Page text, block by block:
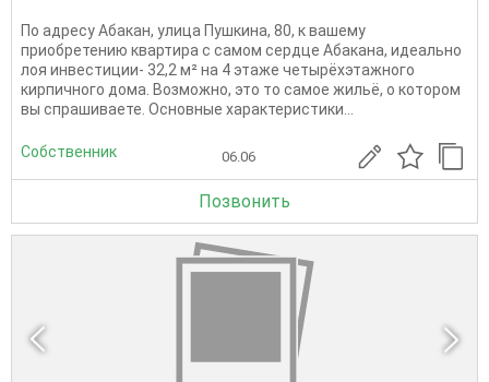
По адресу Абакан, улица Пушкина, 80, к вашему
приобретению квартира с самом сердце Абакана, идеально
лоя инвестиции- 32,2 м² на 4 этаже четырёхэтажного
кирпичного дома. Возможно, это то самое жильё, о котором
вы спрашиваете. Основные характеристики...
Собственник 06.06
Позвонить